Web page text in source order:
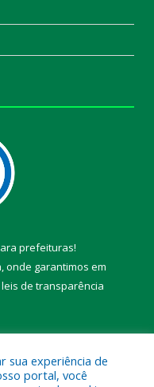
prefeituras!
onde garantimos em
leis de transparência
sua experiência de
portal, você